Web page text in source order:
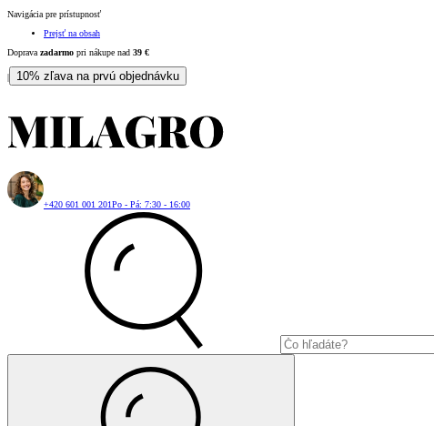
Navigácia pre prístupnosť
Prejsť na obsah
Doprava zadarmo pri nákupe nad 39 €
| 10% zľava na prvú objednávku
+420 601 001 201Po - Pá: 7:30 - 16:00